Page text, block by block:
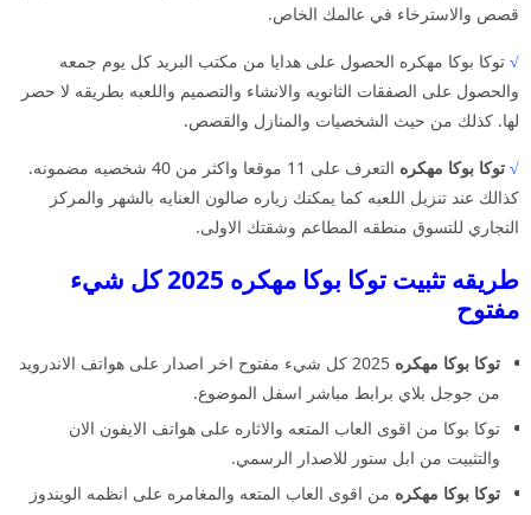
قصص والاسترخاء في عالمك الخاص.
√ توكا بوكا مهكره الحصول على هدايا من مكتب البريد كل يوم جمعه
والحصول على الصفقات الثانويه والانشاء والتصميم واللعبه بطريقه لا حصر
لها. كذلك من حيث الشخصيات والمنازل والقصص.
√ توكا بوكا مهكره
التعرف على 11 موقعا واكثر من 40 شخصيه مضمونه.
كذالك عند تنزيل اللعبه كما يمكنك زياره صالون العنايه بالشهر والمركز
التجاري للتسوق منطقه المطاعم وشقتك الاولى.
طريقه تثبيت توكا بوكا مهكره 2025 كل شيء
مفتوح
توكا بوكا مهكره
2025 كل شيء مفتوح اخر اصدار على هواتف الاندرويد
من جوجل بلاي برابط مباشر اسفل الموضوع.
توكا بوكا من اقوى العاب المتعه والاثاره على هواتف الايفون الان
والتثبيت من ابل ستور للاصدار الرسمي.
توكا بوكا مهكره من اقوى العاب المتعه والمغامره على انظمه الويندوز